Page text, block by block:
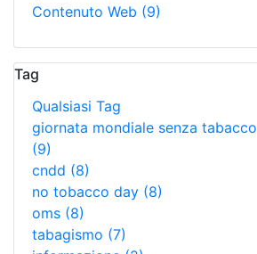
Contenuto Web (9)
Tag
Qualsiasi Tag
giornata mondiale senza tabacco
(9)
cndd (8)
no tobacco day (8)
oms (8)
tabagismo (7)